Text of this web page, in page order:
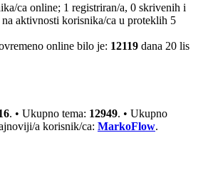
ca online; 1 registriran/a, 0 skrivenih i
aktivnosti korisnika/ca u proteklih 5
online bilo je: 12119 dana 20 lis
. • Ukupno tema: 12949. • Ukupno
a korisnik/ca: MarkoFlow.